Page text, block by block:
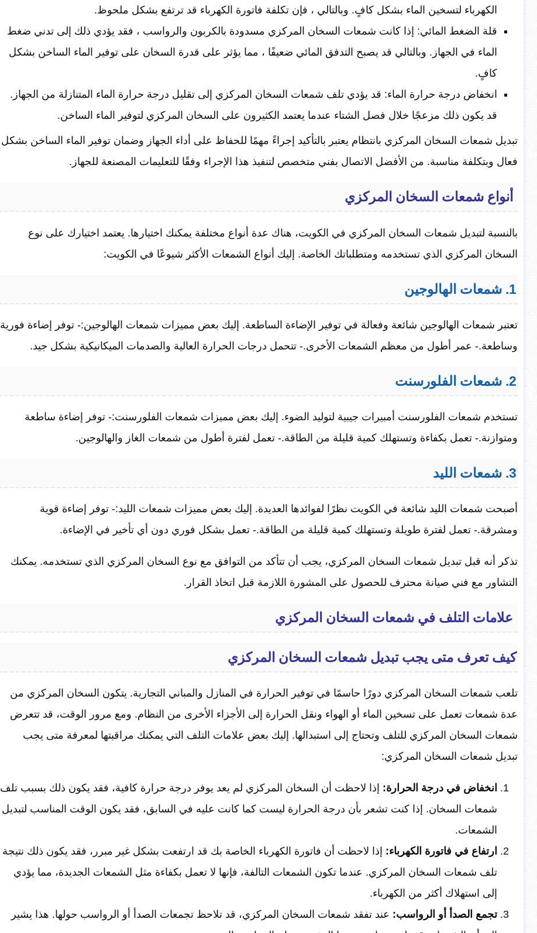
الكهرباء لتسخين الماء بشكل كافٍ. وبالتالي ، فإن تكلفة فاتورة الكهرباء قد ترتفع بشكل ملحوظ.
قلة الضغط المائي: إذا كانت شمعات السخان المركزي مسدودة بالكربون والرواسب ، فقد يؤدي ذلك إلى تدني ضغط
الماء في الجهاز. وبالتالي قد يصبح التدفق المائي ضعيفًا ، مما يؤثر على قدرة السخان على توفير الماء الساخن بشكل
كافٍ.
انخفاض درجة حرارة الماء: قد يؤدي تلف شمعات السخان المركزي إلى تقليل درجة حرارة الماء المتنازلة من الجهاز.
قد يكون ذلك مزعجًا خلال فصل الشتاء عندما يعتمد الكثيرون على السخان المركزي لتوفير الماء الساخن.
تبديل شمعات السخان المركزي بانتظام يعتبر بالتأكيد إجراءً مهمًا للحفاظ على أداء الجهاز وضمان توفير الماء الساخن بشكل
فعال وبتكلفة مناسبة. من الأفضل الاتصال بفني متخصص لتنفيذ هذا الإجراء وفقًا للتعليمات المصنعة للجهاز.
أنواع شمعات السخان المركزي
بالنسبة لتبديل شمعات السخان المركزي في الكويت، هناك عدة أنواع مختلفة يمكنك اختيارها. يعتمد اختيارك على نوع
السخان المركزي الذي تستخدمه ومتطلباتك الخاصة. إليك أنواع الشمعات الأكثر شيوعًا في الكويت:
1. شمعات الهالوجين
تعتبر شمعات الهالوجين شائعة وفعالة في توفير الإضاءة الساطعة. إليك بعض مميزات شمعات الهالوجين:- توفر إضاءة فورية
وساطعة.- عمر أطول من معظم الشمعات الأخرى.- تتحمل درجات الحرارة العالية والصدمات الميكانيكية بشكل جيد.
2. شمعات الفلورسنت
تستخدم شمعات الفلورسنت أمبيرات جيبية لتوليد الضوء. إليك بعض مميزات شمعات الفلورسنت:- توفر إضاءة ساطعة
ومتوازنة.- تعمل بكفاءة وتستهلك كمية قليلة من الطاقة.- تعمل لفترة أطول من شمعات الغاز والهالوجين.
3. شمعات الليد
أصبحت شمعات الليد شائعة في الكويت نظرًا لفوائدها العديدة. إليك بعض مميزات شمعات الليد:- توفر إضاءة قوية
ومشرقة.- تعمل لفترة طويلة وتستهلك كمية قليلة من الطاقة.- تعمل بشكل فوري دون أي تأخير في الإضاءة.
تذكر أنه قبل تبديل شمعات السخان المركزي، يجب أن تتأكد من التوافق مع نوع السخان المركزي الذي تستخدمه. يمكنك
التشاور مع فني صيانة محترف للحصول على المشورة اللازمة قبل اتخاذ القرار.
علامات التلف في شمعات السخان المركزي
كيف تعرف متى يجب تبديل شمعات السخان المركزي
تلعب شمعات السخان المركزي دورًا حاسمًا في توفير الحرارة في المنازل والمباني التجارية. يتكون السخان المركزي من
عدة شمعات تعمل على تسخين الماء أو الهواء ونقل الحرارة إلى الأجزاء الأخرى من النظام. ومع مرور الوقت، قد تتعرض
شمعات السخان المركزي للتلف وتحتاج إلى استبدالها. إليك بعض علامات التلف التي يمكنك مراقبتها لمعرفة متى يجب
تبديل شمعات السخان المركزي:
انخفاض في درجة الحرارة: إذا لاحظت أن السخان المركزي لم يعد يوفر درجة حرارة كافية، فقد يكون ذلك بسبب تلف
شمعات السخان. إذا كنت تشعر بأن درجة الحرارة ليست كما كانت عليه في السابق، فقد يكون الوقت المناسب لتبديل
الشمعات.
ارتفاع في فاتورة الكهرباء: إذا لاحظت أن فاتورة الكهرباء الخاصة بك قد ارتفعت بشكل غير مبرر، فقد يكون ذلك نتيجة
تلف شمعات السخان المركزي. عندما تكون الشمعات التالفة، فإنها لا تعمل بكفاءة مثل الشمعات الجديدة، مما يؤدي
إلى استهلاك أكثر من الكهرباء.
تجمع الصدأ أو الرواسب: عند تفقد شمعات السخان المركزي، قد تلاحظ تجمعات الصدأ أو الرواسب حولها. هذا يشير